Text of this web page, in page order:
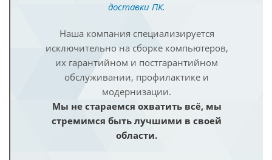
доставки ПК.
Наша компания специализируется
исключительно на сборке компьютеров,
их гарантийном и постгарантийном
обслуживании, профилактике и
модернизации.
Мы не стараемся охватить всё, мы
стремимся быть лучшими в своей
области.